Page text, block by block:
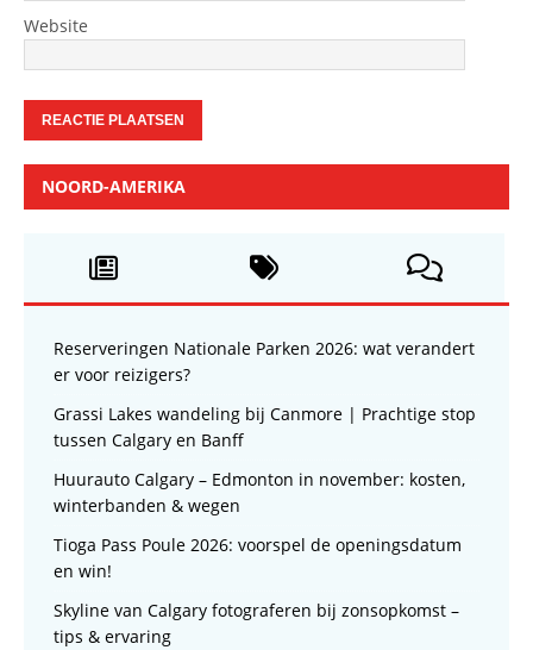
Website
NOORD-AMERIKA
Reserveringen Nationale Parken 2026: wat verandert
er voor reizigers?
Grassi Lakes wandeling bij Canmore | Prachtige stop
tussen Calgary en Banff
Huurauto Calgary – Edmonton in november: kosten,
winterbanden & wegen
Tioga Pass Poule 2026: voorspel de openingsdatum
en win!
Skyline van Calgary fotograferen bij zonsopkomst –
tips & ervaring